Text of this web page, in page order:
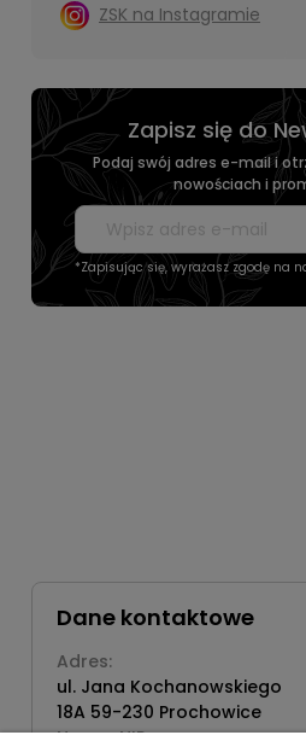
ZSK na Instagramie
Zapisz się do
Podaj swój adres e-mail i
nowościach i
*Zapisując się, wyrażasz zgodę na
Dane kontaktowe
Adres:
ul. Jana Kochanowskiego
18A 59-230 Prochowice